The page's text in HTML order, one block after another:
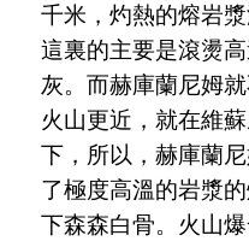
千米，灼熱的熔岩
這裏的主要是滾燙
灰。而赫庫蘭尼姆
火山更近，就在維
下，所以，赫庫蘭
了極度高溫的岩漿
下森森白骨。火山